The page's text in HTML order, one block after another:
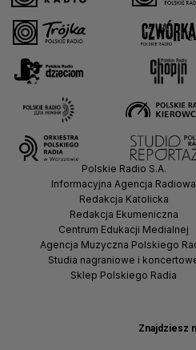
Znajdziesz
Polskie Radio S.A.
Informacyjna Agencja Radiowa
Redakcja Katolicka
Redakcja Ekumeniczna
Centrum Edukacji Medialnej
Agencja Muzyczna Polskiego
Studia nagraniowe i
Sklep Polskiego Radia